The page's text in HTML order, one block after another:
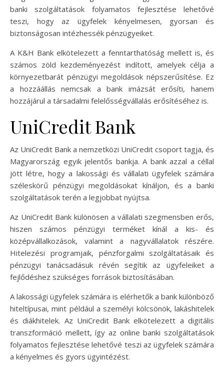
banki szolgáltatások folyamatos fejlesztése lehetővé
teszi, hogy az ügyfelek kényelmesen, gyorsan és
biztonságosan intézhessék pénzügyeiket.
A K&H Bank elkötelezett a fenntarthatóság mellett is, és
számos zöld kezdeményezést indított, amelyek célja a
környezetbarát pénzügyi megoldások népszerűsítése. Ez
a hozzáállás nemcsak a bank imázsát erősíti, hanem
hozzájárul a társadalmi felelősségvállalás erősítéséhez is.
UniCredit Bank
Az UniCredit Bank a nemzetközi UniCredit csoport tagja, és
Magyarország egyik jelentős bankja. A bank azzal a céllal
jött létre, hogy a lakossági és vállalati ügyfelek számára
széleskörű pénzügyi megoldásokat kínáljon, és a banki
szolgáltatások terén a legjobbat nyújtsa.
Az UniCredit Bank különösen a vállalati szegmensben erős,
hiszen számos pénzügyi terméket kínál a kis- és
középvállalkozások, valamint a nagyvállalatok részére.
Hitelezési programjaik, pénzforgalmi szolgáltatásaik és
pénzügyi tanácsadásuk révén segítik az ügyfeleiket a
fejlődéshez szükséges források biztosításában.
A lakossági ügyfelek számára is elérhetők a bank különböző
hiteltípusai, mint például a személyi kölcsönök, lakáshitelek
és diákhitelek. Az UniCredit Bank elkötelezett a digitális
transzformáció mellett, így az online banki szolgáltatások
folyamatos fejlesztése lehetővé teszi az ügyfelek számára
a kényelmes és gyors ügyintézést.